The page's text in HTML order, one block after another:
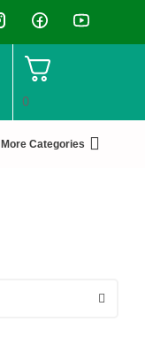
0
More Categories